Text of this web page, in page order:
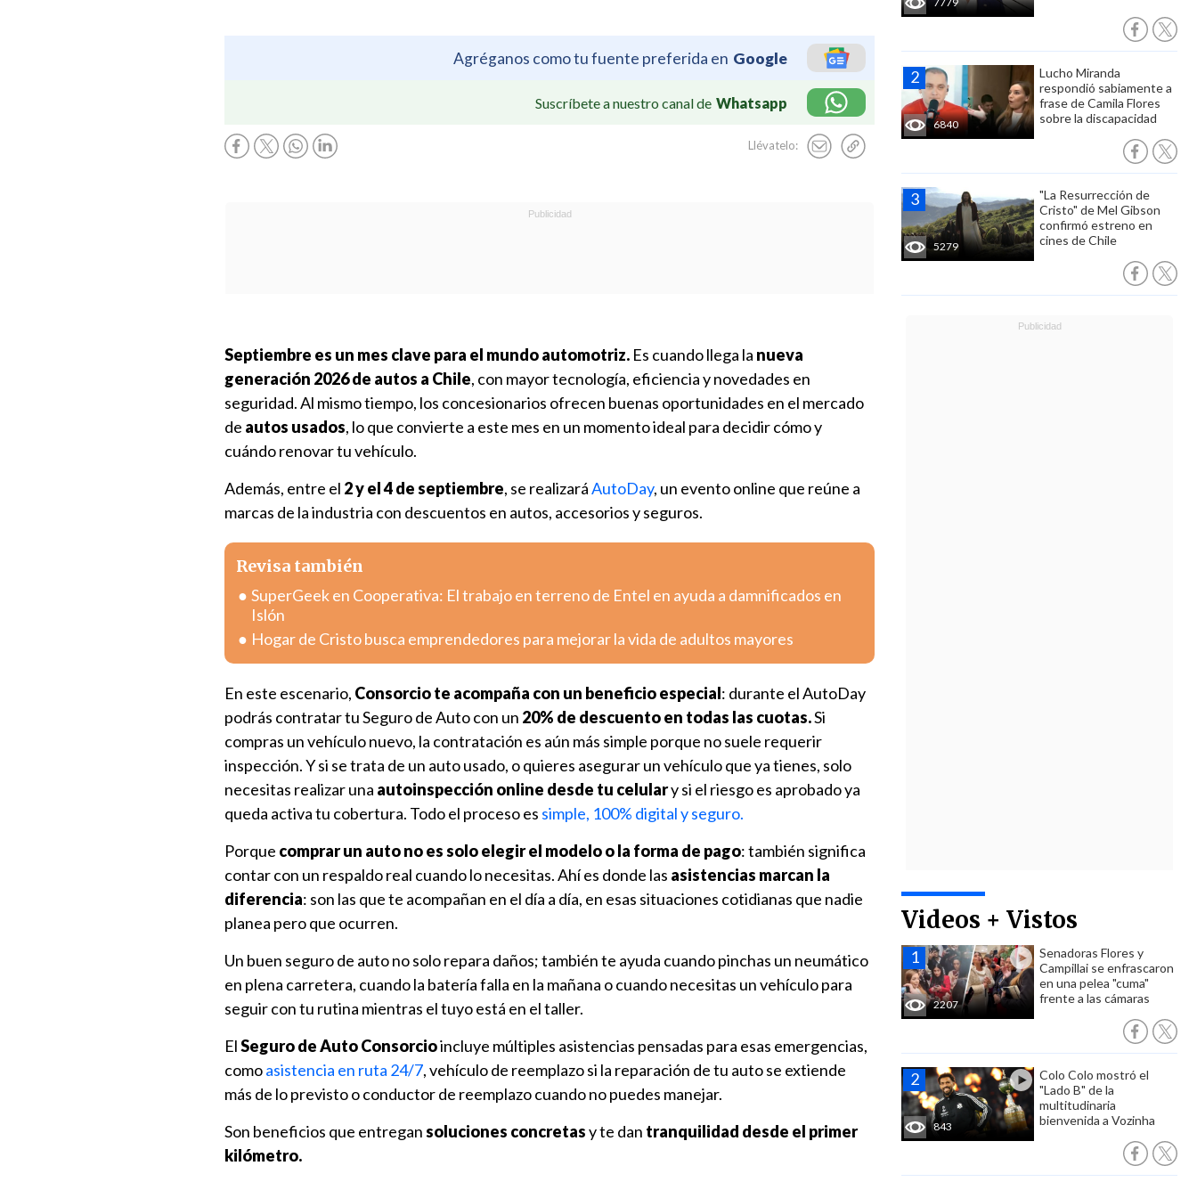
Agréganos como tu fuente preferida en Google
Suscríbete a nuestro canal de Whatsapp
Llévatelo:
6840
Lucho Miranda
respondió sabiamente a
frase de Camila Flores
sobre la discapacidad
5279
"La Resurrección de
Cristo" de Mel Gibson
confirmó estreno en
cines de Chile
Videos + Vistos
2207
Senadoras Flores y
Campillai se enfrascaron
en una pelea "cuma"
frente a las cámaras
843
Colo Colo mostró el
"Lado B" de la
multitudinaria
bienvenida a Vozinha
Septiembre es un mes clave para el mundo automotriz. Es cuando llega la nueva
generación 2026 de autos a Chile, con mayor tecnología, eficiencia y novedades en
seguridad. Al mismo tiempo, los concesionarios ofrecen buenas oportunidades en el mercado
de autos usados, lo que convierte a este mes en un momento ideal para decidir cómo y
cuándo renovar tu vehículo.
Además, entre el 2 y el 4 de septiembre, se realizaráAutoDay, un evento online que reúne a
marcas de la industria con descuentos en autos, accesorios y seguros.
Revisa también
SuperGeek en Cooperativa: El trabajo en terreno de Entel en ayuda a damnificados en
Islón
Hogar de Cristo busca emprendedores para mejorar la vida de adultos mayores
En este escenario, Consorcio te acompaña con un beneficio especial: durante el AutoDay
podrás contratar tu Seguro de Auto con un 20% de descuento en todas las cuotas.Si
compras un vehículo nuevo, la contratación es aún más simple porque no suele requerir
inspección. Y si se trata de un auto usado, o quieres asegurar un vehículo que ya tienes, solo
necesitas realizar una autoinspección online desde tu celulary si el riesgo es aprobado ya
queda activa tu cobertura. Todo el proceso es simple, 100% digital y seguro.
Porque comprar un auto no es solo elegir el modelo o la forma de pago: también significa
contar con un respaldo real cuando lo necesitas. Ahí es donde las asistencias marcan la
diferencia: son las que te acompañan en el día a día, en esas situaciones cotidianas que nadie
planea pero que ocurren.
Un buen seguro de auto no solo repara daños; también te ayuda cuando pinchas un neumático
en plena carretera, cuando la batería falla en la mañana o cuando necesitas un vehículo para
seguir con tu rutina mientras el tuyo está en el taller.
ElSeguro de Auto Consorcioincluye múltiples asistencias pensadas para esas emergencias,
comoasistencia en ruta 24/7, vehículo de reemplazo si la reparación de tu auto se extiende
más de lo previsto o conductor de reemplazo cuando no puedes manejar.
Son beneficios que entregansoluciones concretasy te dan tranquilidad desde el primer
kilómetro.